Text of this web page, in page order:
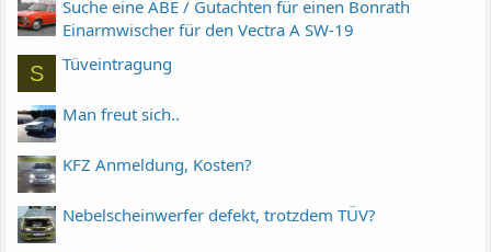
Suche eine ABE / Gutachten für einen Bonrath
Einarmwischer für den Vectra A SW-19
S Tüveintragung
Man freut sich..
KFZ Anmeldung, Kosten?
Nebelscheinwerfer defekt, trotzdem TÜV?